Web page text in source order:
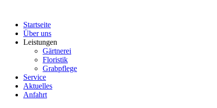
Startseite
Über uns
Leistungen
Gärtnerei
Floristik
Grabpflege
Service
Aktuelles
Anfahrt